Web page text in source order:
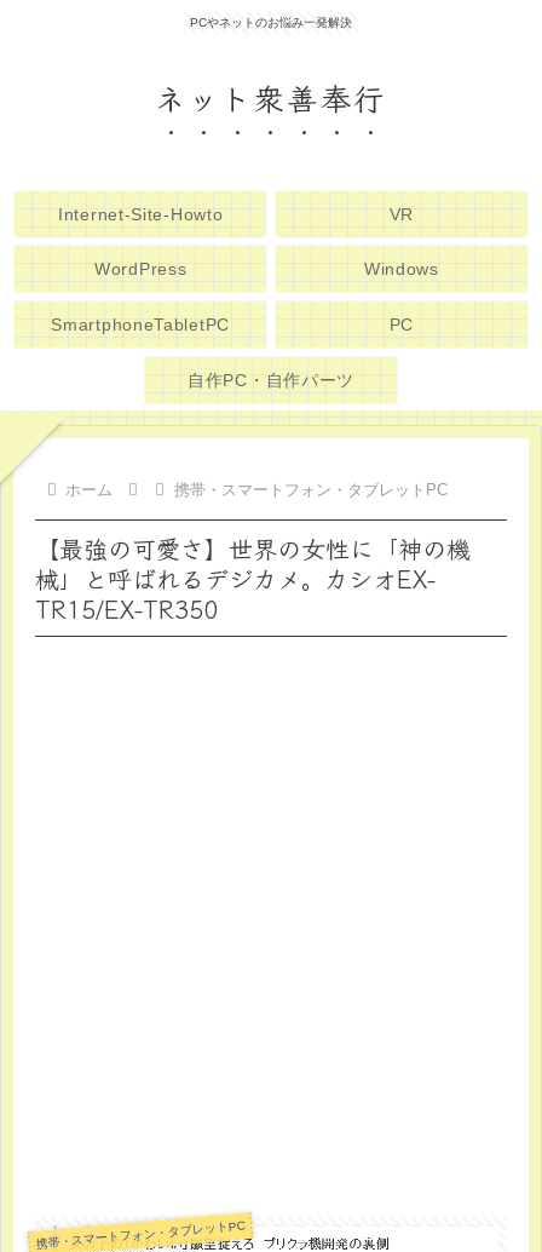
PCやネットのお悩み一発解決
ネット衆善奉行
Internet-Site-Howto VR
WordPress Windows
SmartphoneTabletPC PC
自作PC・自作パーツ
ホーム 携帯・スマートフォン・タブレットPC
【最強の可愛さ】世界の女性に「神の機
械」と呼ばれるデジカメ。カシオEX-
TR15/EX-TR350
携帯・スマートフォン・タブレットPC